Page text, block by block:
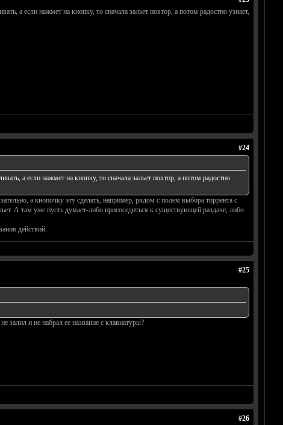
а если нажмет на кнопку, то сначала зальет повтор, а потом радостно узнает,
#24
а если нажмет на кнопку, то сначала зальет повтор, а потом радостно
а кнопочку эту сделать, например, рядом с полем выбора торрента с
А там уже пусть думает-либо присоседиться к существующей раздаче, либо
действий.
#25
залил и не набрал ее название с клавиатуры?
#26